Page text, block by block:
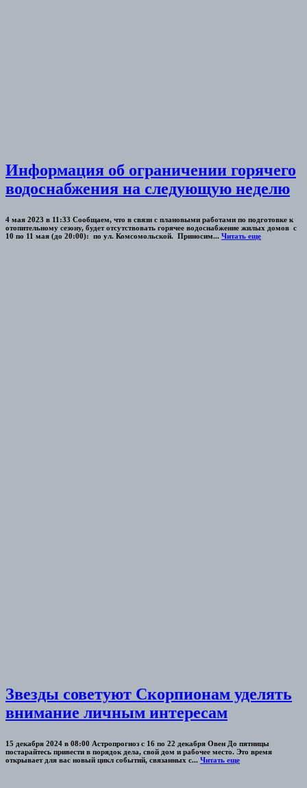
Информация об ограничении горячего
водоснабжения на следующую неделю
4 мая 2023 в 11:33 Сообщаем, что в связи с плановыми работами по подготовке к
отопительному сезону, будет отсутствовать горячее водоснабжение жилых домов с
10 по 11 мая (до 20:00): по ул. Комсомольской. Приносим... Читать еще
Звезды советуют Скорпионам уделять
внимание личным интересам
15 декабря 2024 в 08:00 Астропрогноз с 16 по 22 декабря Овен До пятницы
постарайтесь привести в порядок дела, свой дом и рабочее место. Это время
открывает для вас новый цикл событий, связанных с... Читать еще